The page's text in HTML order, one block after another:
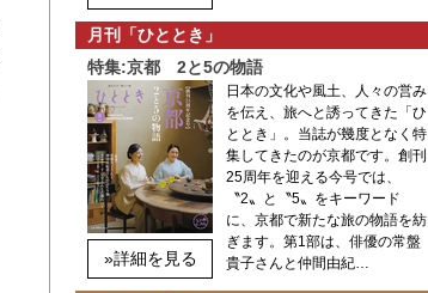
月刊「ひととき」
特集:京都 2と5の物語
»詳細を見る
日本の文化や風土、人々の営み
を伝え、旅へと誘ってきた「ひ
ととき」。当誌が幾度となく特
集してきたのが京都です。創刊
25周年を迎える今号では、
〝2〟と〝5〟をキーワード
に、京都で新たな旅の物語を紡
ぎます。第1部は、俳優の常盤
貴子さんと仲間由紀…